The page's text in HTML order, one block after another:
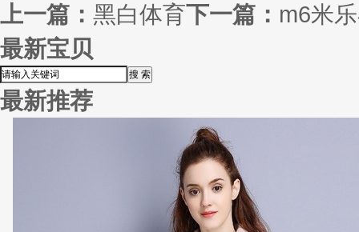
上一篇： 黑白体育下一篇： m6米
最新宝贝
最新推荐